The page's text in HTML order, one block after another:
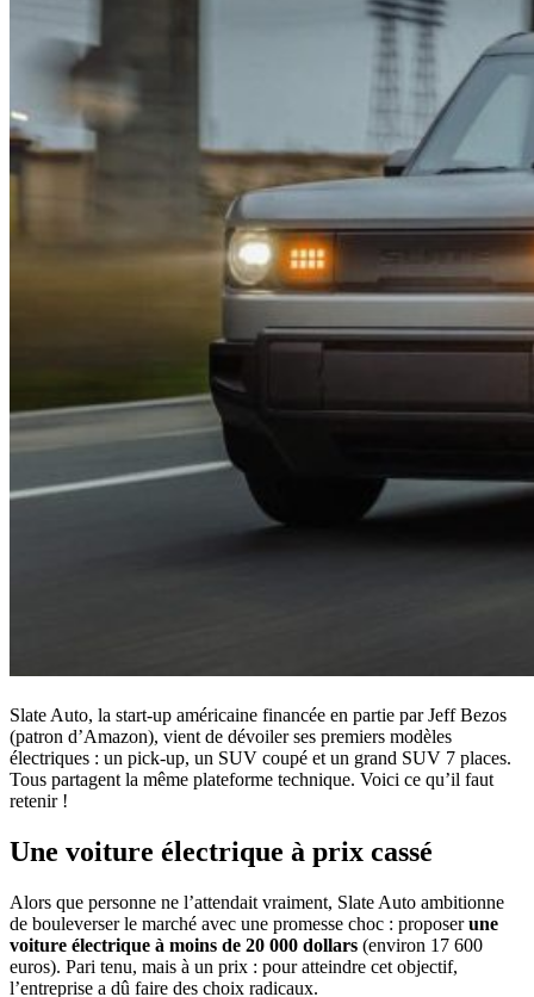
Slate Auto, la start-up américaine financée en partie par Jeff Bezos
(patron d’Amazon), vient de dévoiler ses premiers modèles
électriques : un pick-up, un SUV coupé et un grand SUV 7 places.
Tous partagent la même plateforme technique. Voici ce qu’il faut
retenir !
Une voiture électrique à prix cassé
Alors que personne ne l’attendait vraiment, Slate Auto ambitionne
de bouleverser le marché avec une promesse choc : proposerune
voiture électrique à moins de 20 000 dollars (environ 17 600
euros). Pari tenu, mais à un prix : pour atteindre cet objectif,
l’entreprise a dû faire des choix radicaux.